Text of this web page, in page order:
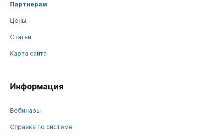
Партнерам
Цены
Статьи
Карта сайта
Информация
Вебинары
Справка по системе